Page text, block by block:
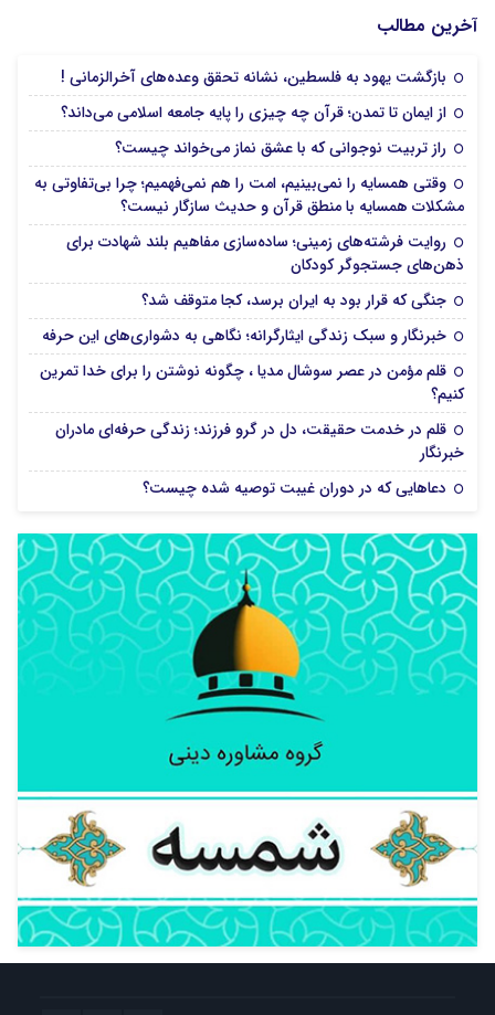
آخرین مطالب
بازگشت یهود به فلسطین، نشانه تحقق وعده‌های آخرالزمانی !
از ایمان تا تمدن؛ قرآن چه چیزی را پایه جامعه اسلامی می‌داند؟
راز تربیت نوجوانی که با عشق نماز می‌خواند چیست؟
وقتی همسایه را نمی‌بینیم، امت را هم نمی‌فهمیم؛ چرا بی‌تفاوتی به
مشکلات همسایه با منطق قرآن و حدیث سازگار نیست؟
روایت فرشته‌های زمینی؛ ساده‌سازی مفاهیم بلند شهادت برای
ذهن‌های جستجوگر کودکان
جنگی که قرار بود به ایران برسد، کجا متوقف شد؟
خبرنگار و سبک زندگی ایثارگرانه؛ نگاهی به دشواری‌های این حرفه
قلم مؤمن در عصر سوشال مدیا ، چگونه نوشتن را برای خدا تمرین
کنیم؟
قلم در خدمت حقیقت، دل در گرو فرزند؛ زندگی حرفه‌ای مادران
خبرنگار
دعا‌هایی که در دوران غیبت توصیه شده چیست؟